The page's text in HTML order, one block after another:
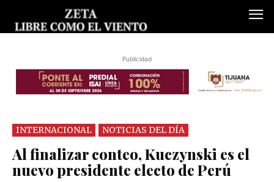
Publicidad
INTERNACIONAL NOTICIAS DEL DÍA
Al finalizar conteo, Kuczynski es el
nuevo presidente electo de Perú